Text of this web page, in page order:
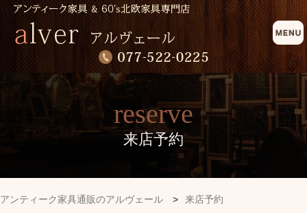
reserve
来店予約
アンティーク家具通販のアルヴェール > 来店予約